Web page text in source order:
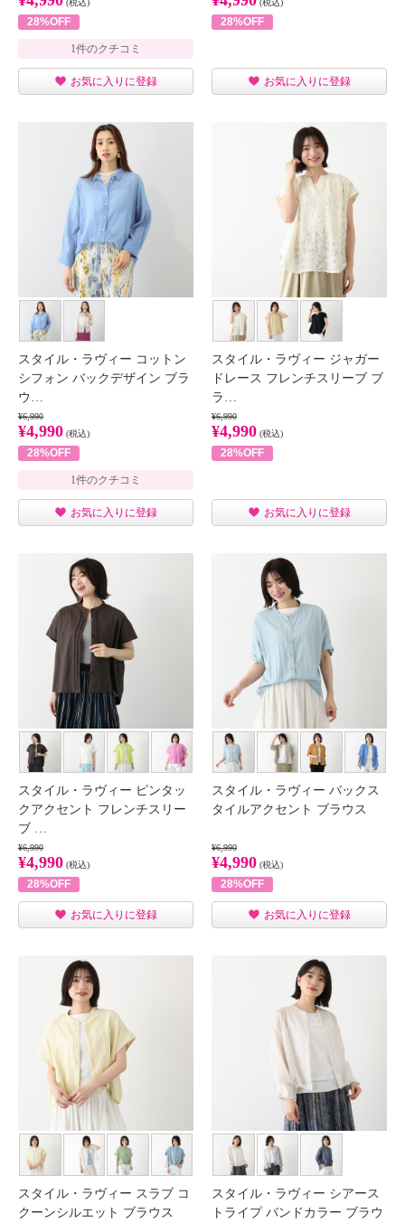
(税込)
28%OFF
1件のクチコミ
お気に入りに登録
(税込)
28%OFF
お気に入りに登録
スタイル・ラヴィー コットン
シフォン バックデザイン ブラ
ウ…
¥6,990
¥4,990 (税込)
28%OFF
1件のクチコミ
お気に入りに登録
スタイル・ラヴィー ジャガー
ドレース フレンチスリーブ ブ
ラ…
¥6,990
¥4,990 (税込)
28%OFF
お気に入りに登録
スタイル・ラヴィー ピンタッ
クアクセント フレンチスリー
ブ …
¥6,990
¥4,990 (税込)
28%OFF
お気に入りに登録
スタイル・ラヴィー バックス
タイルアクセント ブラウス
¥6,990
¥4,990 (税込)
28%OFF
お気に入りに登録
スタイル・ラヴィー スラブ コ
クーンシルエット ブラウス
スタイル・ラヴィー シアース
トライプ バンドカラー ブラウ